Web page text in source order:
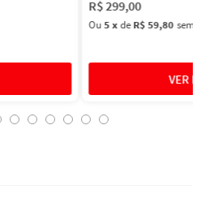
R$299,00
Ou5xdeR$ 59,80 sem